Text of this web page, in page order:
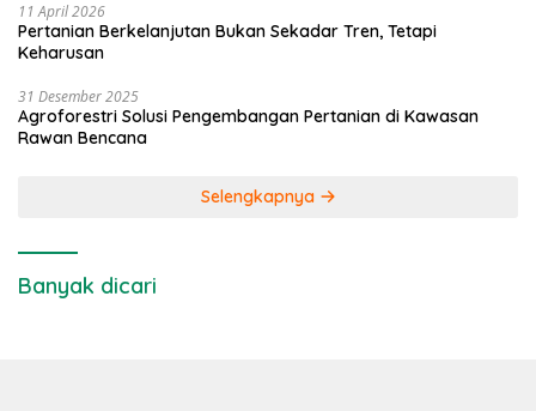
11 April 2026
Pertanian Berkelanjutan Bukan Sekadar Tren, Tetapi
Keharusan
31 Desember 2025
Agroforestri Solusi Pengembangan Pertanian di Kawasan
Rawan Bencana
Selengkapnya
Banyak dicari